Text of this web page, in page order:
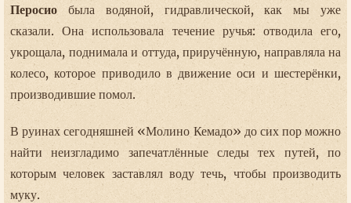
Перосио была водяной, гидравлической, как мы уже
сказали. Она использовала течение ручья: отводила его,
укрощала, поднимала и оттуда, приручённую, направляла на
колесо, которое приводило в движение оси и шестерёнки,
производившие помол.
В руинах сегодняшней «Молино Кемадо» до сих пор можно
найти неизгладимо запечатлённые следы тех путей, по
которым человек заставлял воду течь, чтобы производить
муку.